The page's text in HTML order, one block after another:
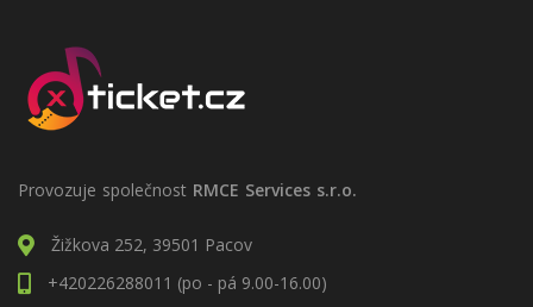
Provozuje společnost RMCE Services s.r.o.
Žižkova 252, 39501 Pacov
+420226288011 (po - pá 9.00-16.00)